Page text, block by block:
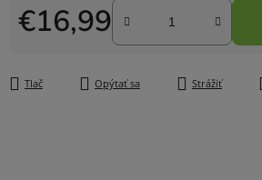
€16,99
Jednotková cena:
Tlač Opýtať sa Strážiť